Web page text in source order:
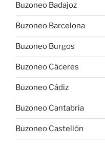
Buzoneo Badajoz
Buzoneo Barcelona
Buzoneo Burgos
Buzoneo Cáceres
Buzoneo Cádiz
Buzoneo Cantabria
Buzoneo Castellón